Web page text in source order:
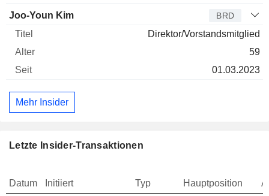
Joo-Youn Kim BRD
Direktor/Vorstandsmitglied
59
01.03.2023
Mehr Insider
Letzte Insider-Transaktionen
Datum Initiiert Typ Hauptposition